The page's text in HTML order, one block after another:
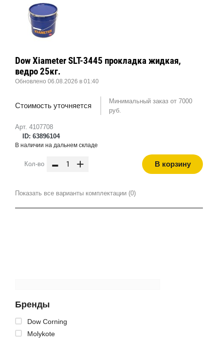
Бренды
Dow Corning
Molykote
Арт. 4107708
ID: 63896104
Dow Xiameter SLT-3445 прокладка жидкая,
ведро 25кг.
Обновлено 06.08.2026 в 01:40
Стоимость уточняется
Минимальный заказ от 7000
руб.
В наличии на дальнем складе
Кол-во - + В корзину
Показать все варианты комплектации (0)